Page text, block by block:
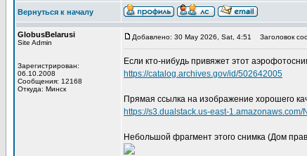
Вернуться к началу
GlobusBelarusi
Site Admin
Зарегистрирован:
06.10.2008
Сообщения: 12168
Откуда: Минск
Добавлено: 30 May 2026, Sat, 4:51 Заголовок
Если кто-нибудь привяжет этот
https://catalog.archives.gov/id/502642005
Прямая ссылка на изображение хорошего
https://s3.dualstack.us-east-
Небольшой фрагмент этого снимка (Дом